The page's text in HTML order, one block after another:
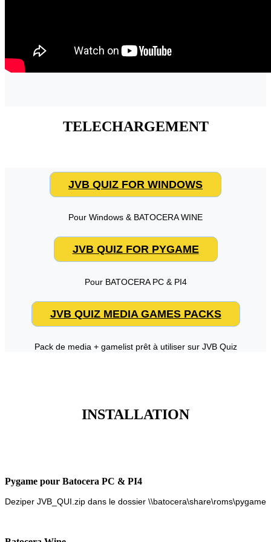
TELECHARGEMENT
JVB QUIZ FOR WINDOWS
Pour Windows & BATOCERA WINE
JVB QUIZ FOR PYGAME
Pour BATOCERA PC & PI4
JVB QUIZ MEDIA GAMES PACKS
Pack de media + gamelist prêt à utiliser sur JVB Quiz
INSTALLATION
Pygame pour Batocera PC & PI4
Deziper JVB_QUI.zip dans le dossier \\batocera\share\roms\pygame